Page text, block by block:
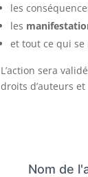
les
les
et tout ce qui
L’action sera
droits d’auteurs
Nom de